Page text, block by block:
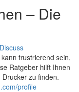
– Die
Discuss
frustrierend sein,
Ratgeber hilft Ihnen
zu finden.
profile